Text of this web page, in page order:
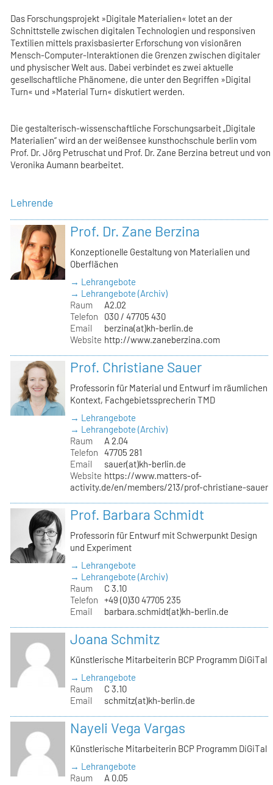
Das Forschungsprojekt »Digitale Materialien« lotet an der
Schnittstelle zwischen digitalen Technologien und responsiven
Textilien mittels praxisbasierter Erforschung von visionären
Mensch-Computer-Interaktionen die Grenzen zwischen digitaler
und physischer Welt aus. Dabei verbindet es zwei aktuelle
gesellschaftliche Phänomene, die unter den Begriffen »Digital
Turn« und »Material Turn« diskutiert werden.
Die gestalterisch-wissenschaftliche Forschungsarbeit „Digitale
Materialien“ wird an der weißensee kunsthochschule berlin vom
Prof. Dr. Jörg Petruschat und Prof. Dr. Zane Berzina betreut und von
Veronika Aumann bearbeitet.
Lehrende
Prof. Dr. Zane Berzina
Konzeptionelle Gestaltung von Materialien und
Oberflächen
→ Lehrangebote
→ Lehrangebote (Archiv)
Raum
A2.02
Telefon
030 / 47705 430
Email
berzina(at)kh-berlin.de
Website http://www.zaneberzina.com
Prof. Christiane Sauer
Professorin für Material und Entwurf im räumlichen
Kontext, Fachgebietssprecherin TMD
→ Lehrangebote
→ Lehrangebote (Archiv)
Raum
A 2.04
Telefon
47705 281
Email
sauer(at)kh-berlin.de
Website https://www.matters-of-
activity.de/en/members/213/prof-christiane-sauer
Prof. Barbara Schmidt
Professorin für Entwurf mit Schwerpunkt Design
und Experiment
→ Lehrangebote
→ Lehrangebote (Archiv)
Raum
C 3.10
Telefon
+49 (0)30 47705 235
Email
barbara.schmidt(at)kh-berlin.de
Joana Schmitz
Künstlerische Mitarbeiterin BCP Programm DiGiTal
→ Lehrangebote
Raum
C 3.10
Email
schmitz(at)kh-berlin.de
Nayeli Vega Vargas
Künstlerische Mitarbeiterin BCP Programm DiGiTal
→ Lehrangebote
Raum
A 0.05